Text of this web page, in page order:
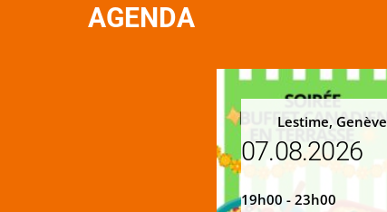
AGENDA
Lestime, Genève
07.08.2026
19h00 - 23h00